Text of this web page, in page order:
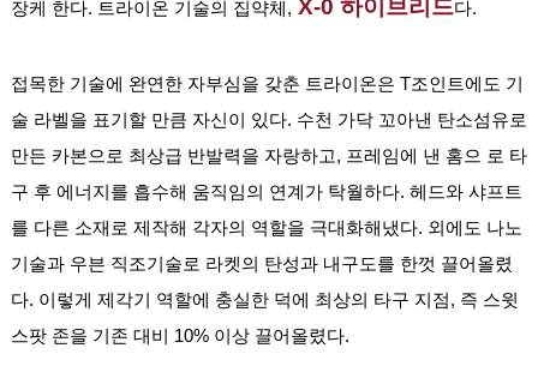
장케 한다. 트라이온 기술의 집약체, X-0 하이브리드다.
접목한 기술에 완연한 자부심을 갖춘 트라이온은 T조인트에도 기
술 라벨을 표기할 만큼 자신이 있다. 수천 가닥 꼬아낸 탄소섬유로
만든 카본으로 최상급 반발력을 자랑하고, 프레임에 낸 홈으 로 타
구 후 에너지를 흡수해 움직임의 연계가 탁월하다. 헤드와 샤프트
를 다른 소재로 제작해 각자의 역할을 극대화해냈다. 외에도 나노
기술과 우븐 직조기술로 라켓의 탄성과 내구도를 한껏 끌어올렸
다. 이렇게 제각기 역할에 충실한 덕에 최상의 타구 지점, 즉 스윗
스팟 존을 기존 대비 10% 이상 끌어올렸다.